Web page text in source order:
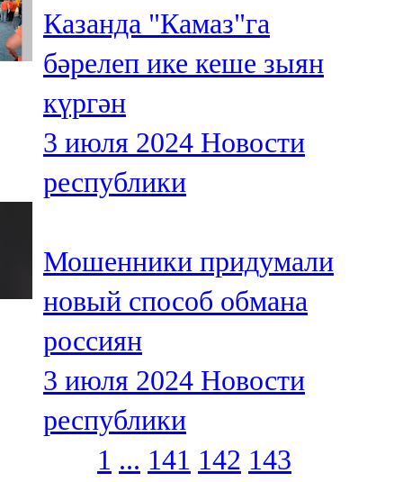
Казанда "Камаз"га
бәрелеп ике кеше зыян
күргән
3 июля 2024 Новости
республики
Мошенники придумали
новый способ обмана
россиян
3 июля 2024 Новости
республики
1 ... 141 142 143